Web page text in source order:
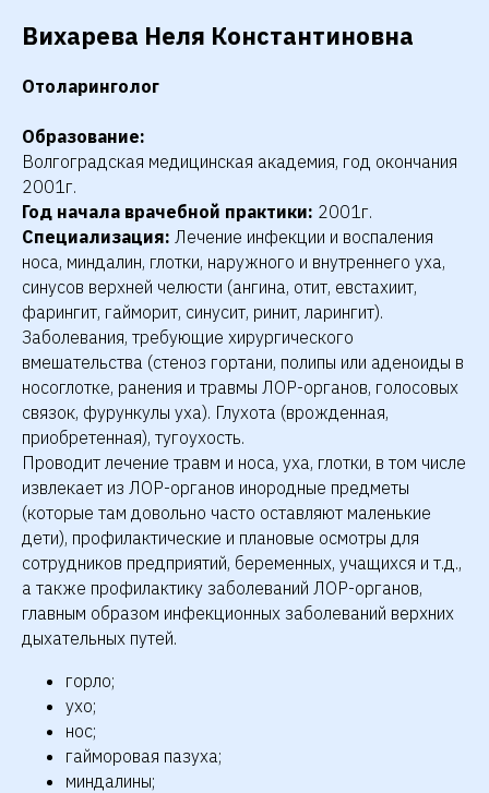
Вихарева Неля Константиновна
Отоларинголог
Образование:
Волгоградская медицинская академия, год окончания
2001г.
Год начала врачебной практики: 2001г.
Специализация: Лечение инфекции и воспаления
носа, миндалин, глотки, наружного и внутреннего уха,
синусов верхней челюсти (ангина, отит, евстахиит,
фарингит, гайморит, синусит, ринит, ларингит).
Заболевания, требующие хирургического
вмешательства (стеноз гортани, полипы или аденоиды в
носоглотке, ранения и травмы ЛОР-органов, голосовых
связок, фурункулы уха). Глухота (врожденная,
приобретенная), тугоухость.
Проводит лечение травм и носа, уха, глотки, в том числе
извлекает из ЛОР-органов инородные предметы
(которые там довольно часто оставляют маленькие
дети), профилактические и плановые осмотры для
сотрудников предприятий, беременных, учащихся и т.д.,
а также профилактику заболеваний ЛОР-органов,
главным образом инфекционных заболеваний верхних
дыхательных путей.
горло;
ухо;
нос;
гайморовая пазуха;
миндалины;